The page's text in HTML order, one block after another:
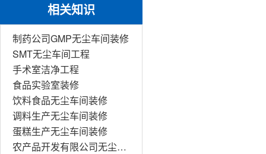
相关知识
制药公司GMP无尘车间装修
SMT无尘车间工程
手术室洁净工程
食品实验室装修
饮料食品无尘车间装修
调料生产无尘车间装修
蛋糕生产无尘车间装修
农产品开发有限公司无尘车间装修